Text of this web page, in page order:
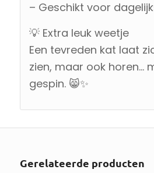
– Geschikt voor
💡 Extra leuk weetje
Een tevreden kat laat
zien, maar ook horen…
gespin. 😸✨
Gerelateerde producten